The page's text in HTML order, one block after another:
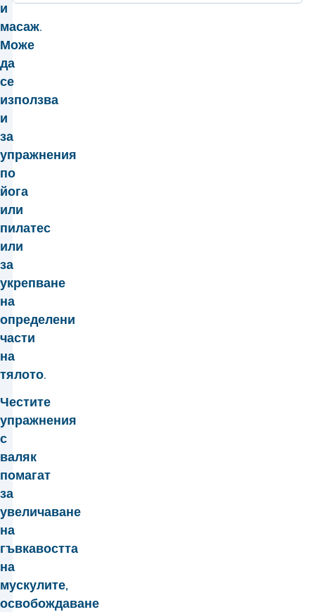
и
масаж.
Може
да
се
използва
и
за
упражнения
по
йога
или
пилатес
или
за
укрепване
на
определени
части
на
тялото.
Честите
упражнения
с
валяк
помагат
за
увеличаване
на
гъвкавостта
на
мускулите,
освобождаване